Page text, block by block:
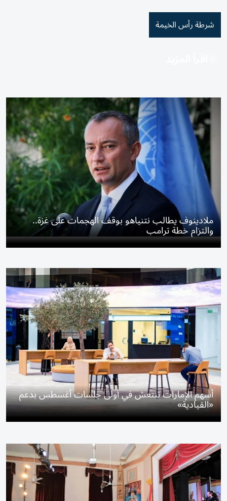
شرطة رأس الخيمة
ملادينوف يطالب نتنياهو بوقف الهجمات على غزة..
والتزام خطة ترامب
أسهم الإمارات تنتعش في أولى جلسات أغسطس بدعم
«القيادية»